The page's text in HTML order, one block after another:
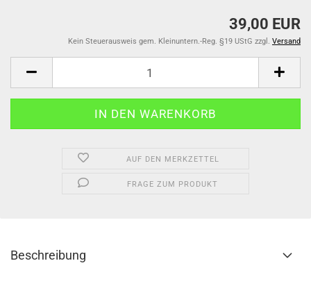
39,00 EUR
Kein Steuerausweis gem. Kleinuntern.-Reg. §19 UStG zzgl. Versand
AUF DEN MERKZETTEL
FRAGE ZUM PRODUKT
Beschreibung